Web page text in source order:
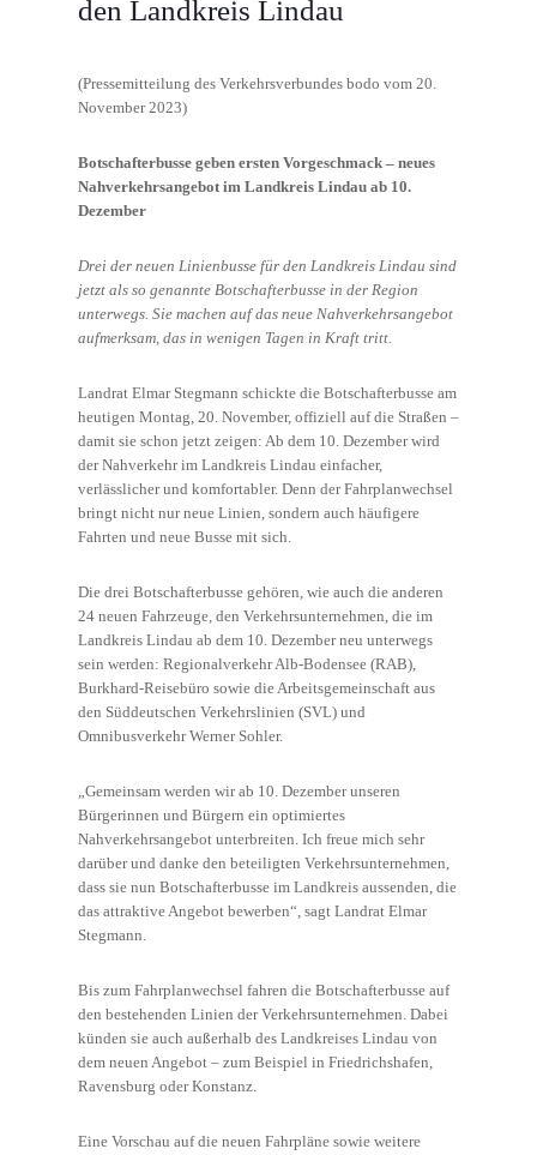
den Landkreis Lindau
(Pressemitteilung des Verkehrsverbundes bodo vom 20.
November 2023)
Botschafterbusse geben ersten Vorgeschmack – neues
Nahverkehrsangebot im Landkreis Lindau ab 10.
Dezember
Drei der neuen Linienbusse für den Landkreis Lindau sind
jetzt als so genannte Botschafterbusse in der Region
unterwegs. Sie machen auf das neue Nahverkehrsangebot
aufmerksam, das in wenigen Tagen in Kraft tritt.
Landrat Elmar Stegmann schickte die Botschafterbusse am
heutigen Montag, 20. November, offiziell auf die Straßen –
damit sie schon jetzt zeigen: Ab dem 10. Dezember wird
der Nahverkehr im Landkreis Lindau einfacher,
verlässlicher und komfortabler. Denn der Fahrplanwechsel
bringt nicht nur neue Linien, sondern auch häufigere
Fahrten und neue Busse mit sich.
Die drei Botschafterbusse gehören, wie auch die anderen
24 neuen Fahrzeuge, den Verkehrsunternehmen, die im
Landkreis Lindau ab dem 10. Dezember neu unterwegs
sein werden: Regionalverkehr Alb-Bodensee (RAB),
Burkhard-Reisebüro sowie die Arbeitsgemeinschaft aus
den Süddeutschen Verkehrslinien (SVL) und
Omnibusverkehr Werner Sohler.
„Gemeinsam werden wir ab 10. Dezember unseren
Bürgerinnen und Bürgern ein optimiertes
Nahverkehrsangebot unterbreiten. Ich freue mich sehr
darüber und danke den beteiligten Verkehrsunternehmen,
dass sie nun Botschafterbusse im Landkreis aussenden, die
das attraktive Angebot bewerben“, sagt Landrat Elmar
Stegmann.
Bis zum Fahrplanwechsel fahren die Botschafterbusse auf
den bestehenden Linien der Verkehrsunternehmen. Dabei
künden sie auch außerhalb des Landkreises Lindau von
dem neuen Angebot – zum Beispiel in Friedrichshafen,
Ravensburg oder Konstanz.
Eine Vorschau auf die neuen Fahrpläne sowie weitere